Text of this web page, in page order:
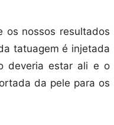
os nossos resultados
tatuagem é injetada
deveria estar ali e o
da pele para os